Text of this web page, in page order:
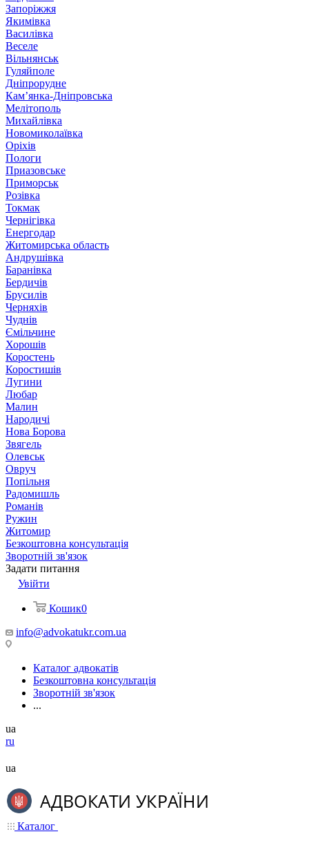
Запоріжжя
Якимівка
Василівка
Веселе
Вільнянськ
Гуляйполе
Дніпрорудне
Кам’янка-Дніпровська
Мелітополь
Михайлівка
Новомиколаївка
Оріхів
Пологи
Приазовське
Приморськ
Розівка
Токмак
Чернігівка
Енергодар
Житомирська область
Андрушівка
Баранівка
Бердичів
Брусилів
Черняхів
Чуднів
Ємільчине
Хорошів
Коростень
Коростишів
Лугини
Любар
Малин
Народичі
Нова Борова
Звягель
Олевськ
Овруч
Попільня
Радомишль
Романів
Ружин
Житомир
Безкоштовна консультація
Зворотній зв'язок
Задати питання
Увійти
Кошик0
info@advokatukr.com.ua
Каталог адвокатів
Безкоштовна консультація
Зворотній зв'язок
...
ua
ru
ua
Каталог